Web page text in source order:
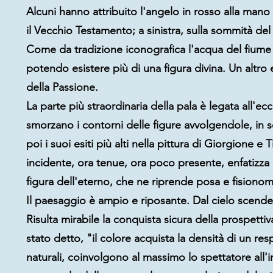
Alcuni hanno attribuito l'angelo in rosso alla
il Vecchio Testamento; a sinistra, sulla sommità
Come da tradizione iconografica l'acqua del
potendo esistere più di una figura divina. Un
della Passione.
La parte più straordinaria della pala è legata
smorzano i contorni delle figure avvolgendole, in
poi i suoi esiti più alti nella pittura di Giorgione e
incidente, ora tenue, ora poco presente,
figura dell'eterno, che ne riprende posa e
Il paesaggio è ampio e riposante. Dal cielo
Risulta mirabile la conquista sicura della
stato detto, "il colore acquista la densità di un
naturali, coinvolgono al massimo lo spettatore